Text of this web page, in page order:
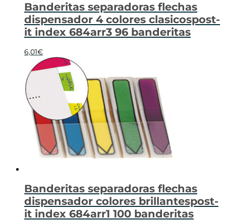
Banderitas separadoras flechas
dispensador 4 colores clasicospost-
it index 684arr3 96 banderitas
6,01€
Banderitas separadoras flechas
dispensador colores brillantespost-
it index 684arr1 100 banderitas